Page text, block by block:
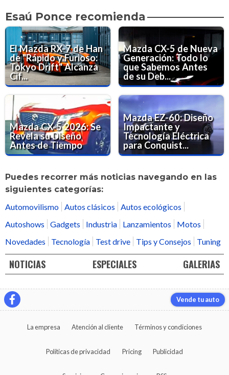
Esaú Ponce recomienda
El Mazda RX-7 de Han
de "Rápido y Furioso:
Tokyo Drift" Alcanza
Cif...
Mazda CX-5 de Nueva
Generación: Todo lo
que Sabemos Antes
de su Deb...
Mazda CX-5 2026: Se
Revela su Diseño
Antes de Tiempo
Mazda EZ-60: Diseño
Impactante y
Tecnología Eléctrica
para Conquist...
Puedes recorrer más noticias navegando en las
siguientes categorías:
Automovilismo
Autos clásicos
Autos ecológicos
Autoshows
Gadgets Industria Lanzamientos
Motos
Novedades
Tecnología Test drive Tips y Consejos Tuning
NOTICIAS ESPECIALES GALERIAS
Vende tu auto
La empresa Atención al cliente Términos y condiciones
Políticas de privacidad Pricing Publicidad